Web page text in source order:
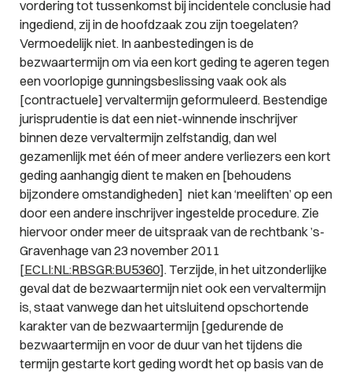
vordering tot tussenkomst bij incidentele conclusie had
ingediend, zij in de hoofdzaak zou zijn toegelaten?
Vermoedelijk niet. In aanbestedingen is de
bezwaartermijn om via een kort geding te ageren tegen
een voorlopige gunningsbeslissing vaak ook als
[contractuele] vervaltermijn geformuleerd. Bestendige
jurisprudentie is dat een niet-winnende inschrijver
binnen deze vervaltermijn zelfstandig, dan wel
gezamenlijk met één of meer andere verliezers een kort
geding aanhangig dient te maken en [behoudens
bijzondere omstandigheden] niet kan ‘meeliften’ op een
door een andere inschrijver ingestelde procedure. Zie
hiervoor onder meer de uitspraak van de rechtbank ’s-
Gravenhage van 23 november 2011
[ECLI:NL:RBSGR:BU5360]. Terzijde, in het uitzonderlijke
geval dat de bezwaartermijn niet ook een vervaltermijn
is, staat vanwege dan het uitsluitend opschortende
karakter van de bezwaartermijn [gedurende de
bezwaartermijn en voor de duur van het tijdens die
termijn gestarte kort geding wordt het op basis van de